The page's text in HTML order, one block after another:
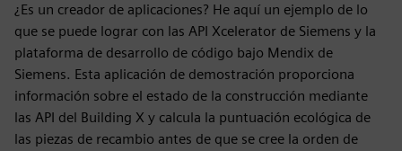
¿Es un creador de aplicaciones? He aquí un ejemplo de lo
que se puede lograr con las API Xcelerator de Siemens y la
plataforma de desarrollo de código bajo Mendix de
Siemens. Esta aplicación de demostración proporciona
información sobre el estado de la construcción mediante
las API del Building X y calcula la puntuación ecológica de
las piezas de recambio antes de que se cree la orden de